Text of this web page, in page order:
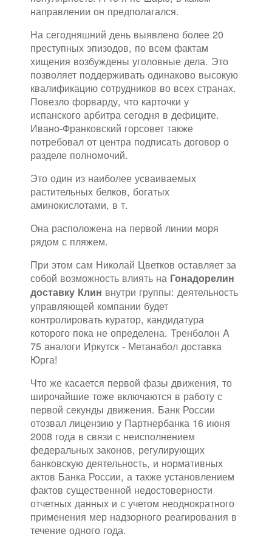
направлении он предполагался.
На сегодняшний день выявлено более 20
преступных эпизодов, по всем фактам
хищения возбуждены уголовные дела. Это
позволяет поддерживать одинаково высокую
квалификацию сотрудников во всех странах.
Повезло форварду, что карточки у
испанского арбитра сегодня в дефиците.
Ивано-Франковский горсовет также
потребовал от центра подписать договор о
разделе полномочий.
Это один из наиболее усваиваемых
растительных белков, богатых
аминокислотами, в т.
Она расположена на первой линии моря
рядом с пляжем.
При этом сам Николай Цветков оставляет за
собой возможность влиять на Гонадорелин
доставку Клин внутри группы: деятельность
управляющей компании будет
контролировать куратор, кандидатура
которого пока не определена. Тренболон A
75 аналоги Иркутск - Метанабол доставка
Юрга!
Что же касается первой фазы движения, то
широчайшие тоже включаются в работу с
первой секунды движения. Банк России
отозвал лицензию у Партнербанка 16 июня
2008 года в связи с неисполнением
федеральных законов, регулирующих
банковскую деятельность, и нормативных
актов Банка России, а также установлением
фактов существенной недостоверности
отчетных данных и с учетом неоднократного
применения мер надзорного реагирования в
течение одного года.